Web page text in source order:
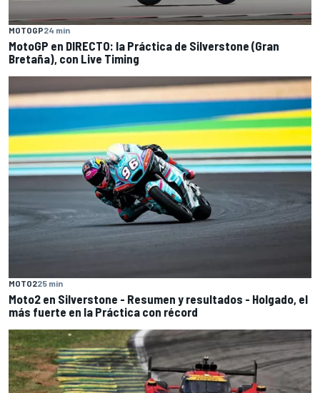
MOTOGP24 min
MotoGP en DIRECTO: la Práctica de Silverstone (Gran
Bretaña), con Live Timing
MOTO225 min
Moto2 en Silverstone - Resumen y resultados - Holgado, el
más fuerte en la Práctica con récord